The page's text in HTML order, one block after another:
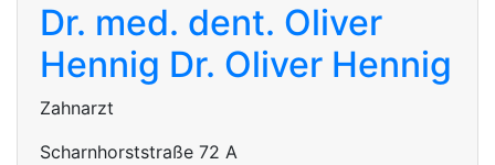
Dr. med. dent. Oliver
Hennig Dr. Oliver Hennig
Zahnarzt
Scharnhorststraße 72 A